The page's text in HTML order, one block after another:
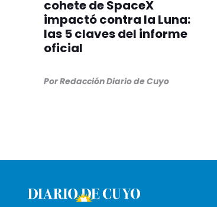
cohete de SpaceX
impactó contra la Luna:
las 5 claves del informe
oficial
PorRedacción Diario de Cuyo